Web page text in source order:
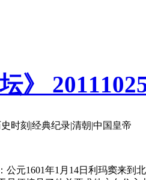
坛》
时刻|经典纪录|清朝|中国皇帝
公元1601年1月14日利玛窦来到